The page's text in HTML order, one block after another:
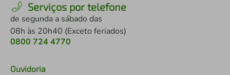
Serviços por telefone
de segunda a sábado das
08h às 20h40 (Exceto feriados)
0800 724 4770
Ouvidoria